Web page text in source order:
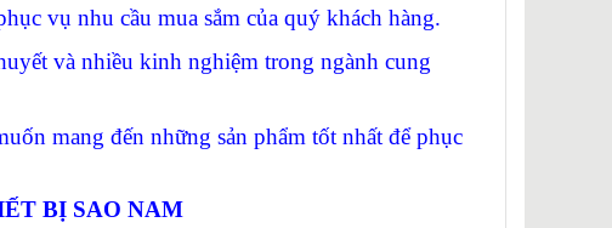
vụ nhu cầu mua sắm của quý khách hàng.
và nhiều kinh nghiệm trong ngành cung
mang đến những sản phẩm tốt nhất để phục
BỊ SAO NAM